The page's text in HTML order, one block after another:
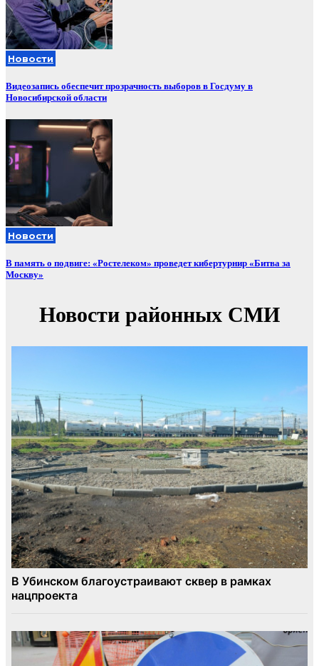
Новости
Видеозапись обеспечит прозрачность выборов в Госдуму в
Новосибирской области
Новости
В память о подвиге: «Ростелеком» проведет кибертурнир «Битва за
Москву»